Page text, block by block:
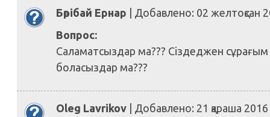
Бөрібай Ернар | Добавлено: 02 желтоқсан
Вопрос:
Саламатсыздар ма??? Сіздеджен сұрағым
боласыздар ма???
Oleg Lavrikov | Добавлено: 21 қараша 2016